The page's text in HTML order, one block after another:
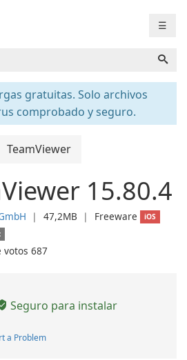
☰
gratuitas. Solo archivos
comprobado y seguro.
TeamViewer
15.80.4
❘ 47,2MB ❘ Freeware
iOS
votos 687
Seguro para instalar
a Problem